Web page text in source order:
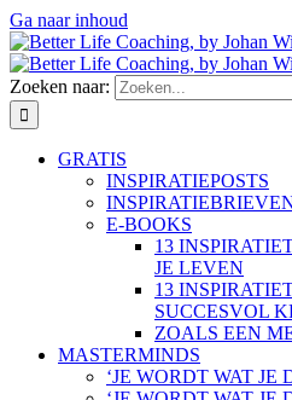
Ga naar inhoud
Zoeken naar:
GRATIS
INSPIRATIEPOSTS
E-BOOKS
13
JE LEVEN
13
SUCCESVOL
ZOALS EEN
MASTERMINDS
‘JE WORDT WAT JE